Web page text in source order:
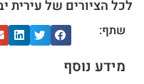
לכל הציורים של עירית
שתף:
מידע נוסף